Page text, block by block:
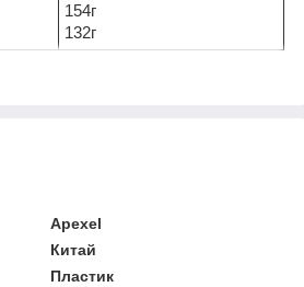
154г
132г
Apexel
Китай
Пластик